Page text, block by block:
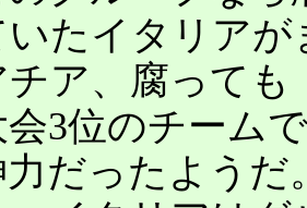
いたイタリア
チア、腐って
会3位のチーム
だったようだ